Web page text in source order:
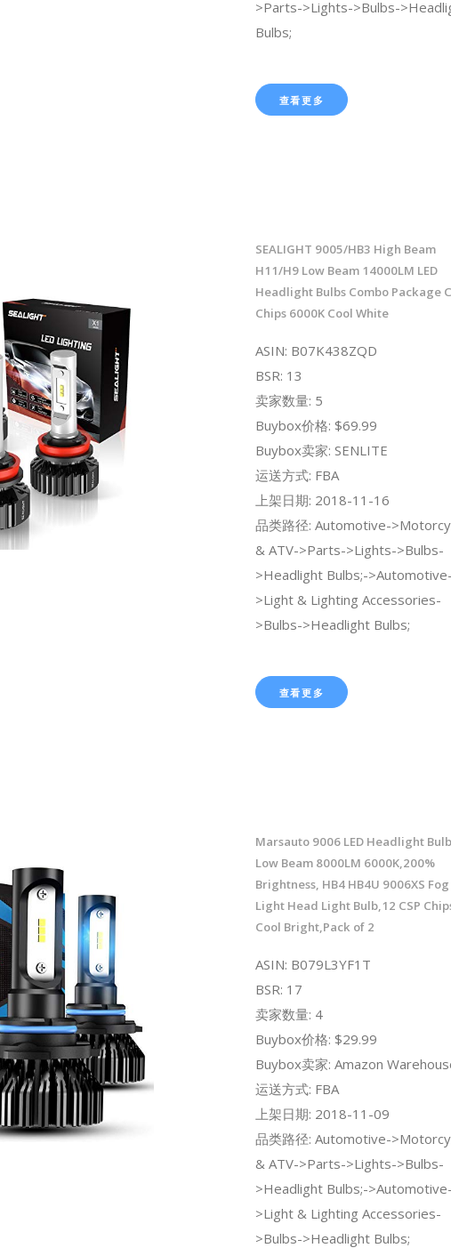
>Parts->Lights->Bulbs-
Bulbs;
查看更多
SEALIGHT 9005/HB3 High Beam
H11/H9 Low Beam 14000LM LED
Headlight Bulbs Combo Package
Chips 6000K Cool White
ASIN: B07K438ZQD
BSR: 13
卖家数量: 5
Buybox价格: $69.99
Buybox卖家: SENLITE
运送方式: FBA
上架日期: 2018-11-16
品类路径: Automotive-
& ATV->Parts->Lights->Bulbs-
>Headlight Bulbs;->Automotive-
>Light & Lighting Accessories-
>Bulbs->Headlight Bulbs;
查看更多
Marsauto 9006 LED Headlight
Low Beam 8000LM 6000K,200%
Brightness, HB4 HB4U 9006XS Fog
Light Head Light Bulb,12 CSP
Cool Bright,Pack of 2
ASIN: B079L3YF1T
BSR: 17
卖家数量: 4
Buybox价格: $29.99
Buybox卖家: Amazon
运送方式: FBA
上架日期: 2018-11-09
品类路径: Automotive-
& ATV->Parts->Lights->Bulbs-
>Headlight Bulbs;->Automotive-
>Light & Lighting Accessories-
>Bulbs->Headlight Bulbs;